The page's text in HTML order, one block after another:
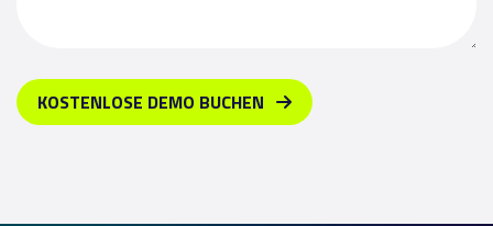
KOSTENLOSE DEMO BUCHEN